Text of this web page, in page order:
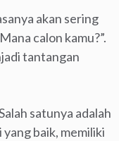
akan sering
calon kamu?”.
tantangan
satunya adalah
baik, memiliki